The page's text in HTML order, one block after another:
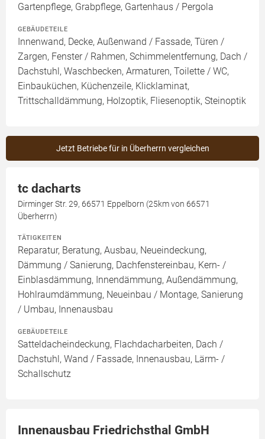
Gartenpflege, Grabpflege, Gartenhaus / Pergola
GEBÄUDETEILE
Innenwand, Decke, Außenwand / Fassade, Türen /
Zargen, Fenster / Rahmen, Schimmelentfernung, Dach /
Dachstuhl, Waschbecken, Armaturen, Toilette / WC,
Einbauküchen, Küchenzeile, Klicklaminat,
Trittschalldämmung, Holzoptik, Fliesenoptik, Steinoptik
Jetzt Betriebe für in Überherrn vergleichen
tc dacharts
Dirminger Str. 29, 66571 Eppelborn (25km von 66571
Überherrn)
TÄTIGKEITEN
Reparatur, Beratung, Ausbau, Neueindeckung,
Dämmung / Sanierung, Dachfenstereinbau, Kern- /
Einblasdämmung, Innendämmung, Außendämmung,
Hohlraumdämmung, Neueinbau / Montage, Sanierung
/ Umbau, Innenausbau
GEBÄUDETEILE
Satteldacheindeckung, Flachdacharbeiten, Dach /
Dachstuhl, Wand / Fassade, Innenausbau, Lärm- /
Schallschutz
Innenausbau Friedrichsthal GmbH